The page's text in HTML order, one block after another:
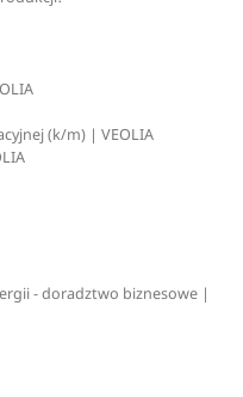
(k/m) | VEOLIA
- doradztwo biznesowe |